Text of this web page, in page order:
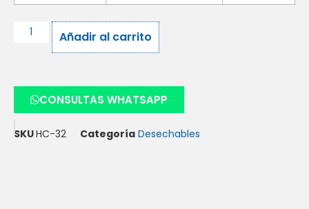
Añadir al carrito
CONSULTAS WHATSAPP
SKUHC-32 Categoría Desechables